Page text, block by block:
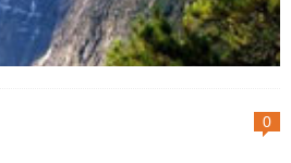
的，它隐喻着影片女主角玛莲娜
的不幸遭遇。片中大量出现这个
天资美貌的女子在街头独自款款
《一个陌生女人的来信》，我只
是很不喜欢她为了这部片子老是
0